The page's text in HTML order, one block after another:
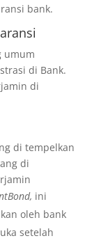
bank.
umum
di Bank.
di
di tempelkan
di
ini
oleh bank
setelah